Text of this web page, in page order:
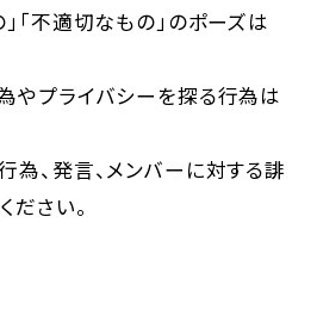
「不適切なもの」のポーズは
やプライバシーを探る行為は
、発言、メンバーに対する誹
さい。